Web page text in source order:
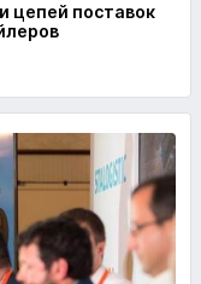
цепей поставок